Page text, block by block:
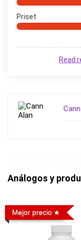
Priset
Read
Análogos y
Mejor precio